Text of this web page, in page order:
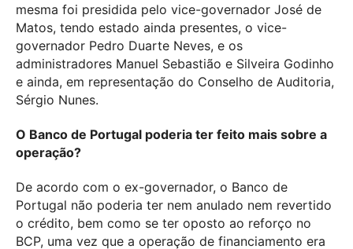
mesma foi presidida pelo vice-governador José de
Matos, tendo estado ainda presentes, o vice-
governador Pedro Duarte Neves, e os
administradores Manuel Sebastião e Silveira Godinho
e ainda, em representação do Conselho de Auditoria,
Sérgio Nunes.
O Banco de Portugal poderia ter feito mais sobre a
operação?
De acordo com o ex-governador, o Banco de
Portugal não poderia ter nem anulado nem revertido
o crédito, bem como se ter oposto ao reforço no
BCP, uma vez que a operação de financiamento era